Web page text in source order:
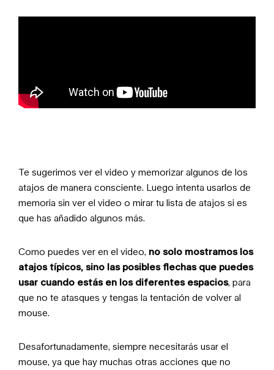
Te sugerimos ver el video y memorizar algunos de los
atajos de manera consciente. Luego intenta usarlos de
memoria sin ver el video o mirar tu lista de atajos si es
que has añadido algunos más.
Como puedes ver en el video, no solo mostramos los
atajos típicos, sino las posibles flechas que puedes
usar cuando estás en los diferentes espacios, para
que no te atasques y tengas la tentación de volver al
mouse.
Desafortunadamente, siempre necesitarás usar el
mouse, ya que hay muchas otras acciones que no